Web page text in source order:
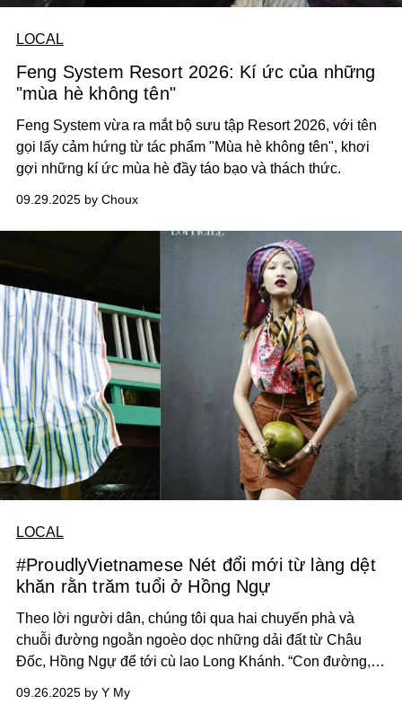
LOCAL
Feng System Resort 2026: Kí ức của những
"mùa hè không tên"
Feng System vừa ra mắt bộ sưu tập Resort 2026, với tên
gọi lấy cảm hứng từ tác phẩm "Mùa hè không tên", khơi
gợi những kí ức mùa hè đầy táo bạo và thách thức.
09.29.2025 by Choux
LOCAL
#ProudlyVietnamese Nét đổi mới từ làng dệt
khăn rằn trăm tuổi ở Hồng Ngự
Theo lời người dân, chúng tôi qua hai chuyến phà và
chuỗi đường ngoằn ngoèo dọc những dải đất từ Châu
Đốc, Hồng Ngự để tới cù lao Long Khánh. “Con đường,
tiếng kẽo kẹt ấy đã phần nào dệt nên nhịp điệu sống của
09.26.2025 by Y My